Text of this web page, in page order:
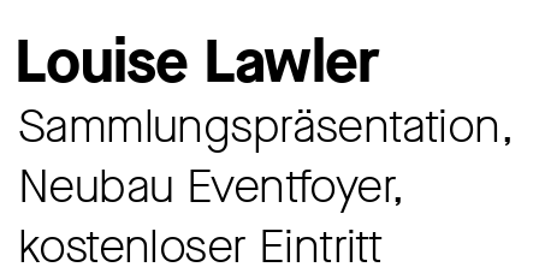
Louise Lawler
Sammlungspräsentation,
Neubau Eventfoyer,
kostenloser Eintritt